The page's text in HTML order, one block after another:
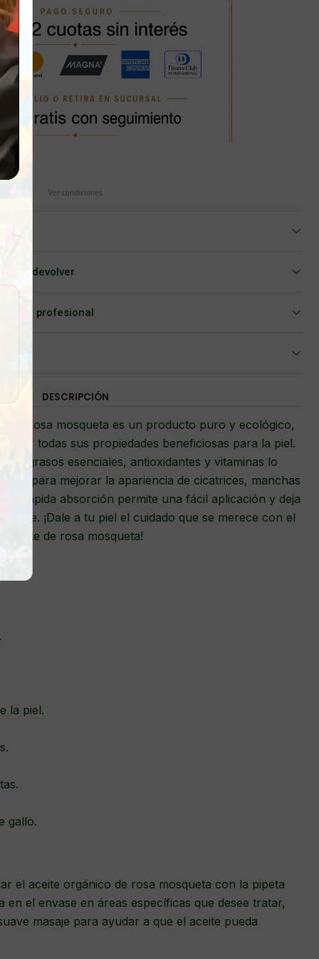
Ver condiciones
o devolver
profesional
DESCRIPCIÓN
de rosa mosqueta es un producto puro y ecológico,
todas sus propiedades beneficiosas para la piel.
grasos esenciales, antioxidantes y vitaminas lo
para mejorar la apariencia de cicatrices, manchas
rápida absorción permite una fácil aplicación y deja
¡Dale a tu piel el cuidado que se merece con el
aceite de rosa mosqueta!
la piel.
gallo.
el aceite orgánico de rosa mosqueta con la pipeta
en el envase en áreas específicas que desee tratar,
masaje para ayudar a que el aceite pueda